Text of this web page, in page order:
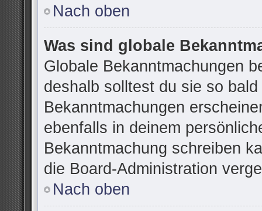
Nach oben
Was sind globale
Globale Bekanntmachungen
deshalb solltest du sie so
Bekanntmachungen
ebenfalls in deinem
Bekanntmachung schreiben
die Board-Administration
Nach oben